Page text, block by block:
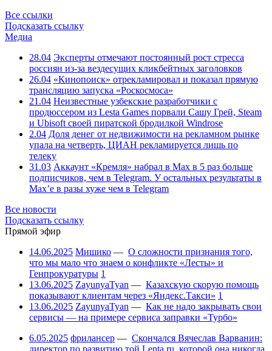
Все ссылки
Подсказать ссылку
Медиа
28.04 Эксперты отмечают постоянный рост стресса
россиян из-за вездесущих кликбейтных заголовков
26.04 «Кинопоиск» отрекламировал и показал прямую
трансляцию запуска «Роскосмоса»
21.04 Неизвестные узбекские разработчики с
продюссером из Lesta Games порвали Сашу Грей, Steam
и Ubisoft своей пиратской бродилкой Windrose
2.04 Доля денег от недвижимости на рекламном рынке
упала на четверть, ЦИАН рекламируется лишь по
телеку
31.03 Аккаунт «Кремля» набрал в Max в 5 раз больше
подписчиков, чем в Telegram. У остальных результаты в
Max’е в разы хуже чем в Telegram
Все новости
Подсказать ссылку
Прямой эфир
14.06.2025 Мишико — О сложности признания того,
что мы мало что знаем о конфликте «Лесты» и
Генпрокуратуры 1
13.06.2025 ZayunyaTyan — Казахскую скорую помощь
показывают клиентам через «Яндекс.Такси» 1
13.06.2025 ZayunyaTyan — Как не надо закрывать свои
сервисы — на примере сервиса заправки «Турбо»
6.05.2025 фрилансер — Скончался Вячеслав Варванин:
директор по развитию той Lenta.ru, которой она никогда